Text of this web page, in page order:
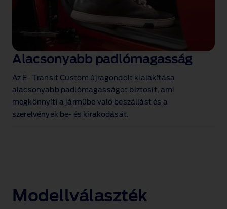
Alacsonyabb padlómagasság
Az E‑ Transit Custom újragondolt kialakítása
alacsonyabb padlómagasságot biztosít, ami
megkönnyíti a járműbe való beszállást és a
szerelvények be‑ és kirakodását.
Modellválaszték